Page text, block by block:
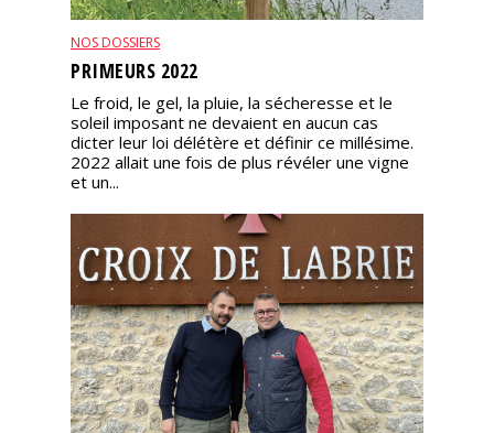
NOS DOSSIERS
PRIMEURS 2022
Le froid, le gel, la pluie, la sécheresse et le
soleil imposant ne devaient en aucun cas
dicter leur loi délétère et définir ce millésime.
2022 allait une fois de plus révéler une vigne
et un...